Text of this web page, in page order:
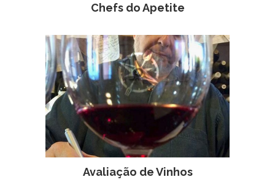
Chefs do Apetite
Avaliação de Vinhos